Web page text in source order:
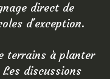
direct de
d'exception.
terrains à planter
discussions